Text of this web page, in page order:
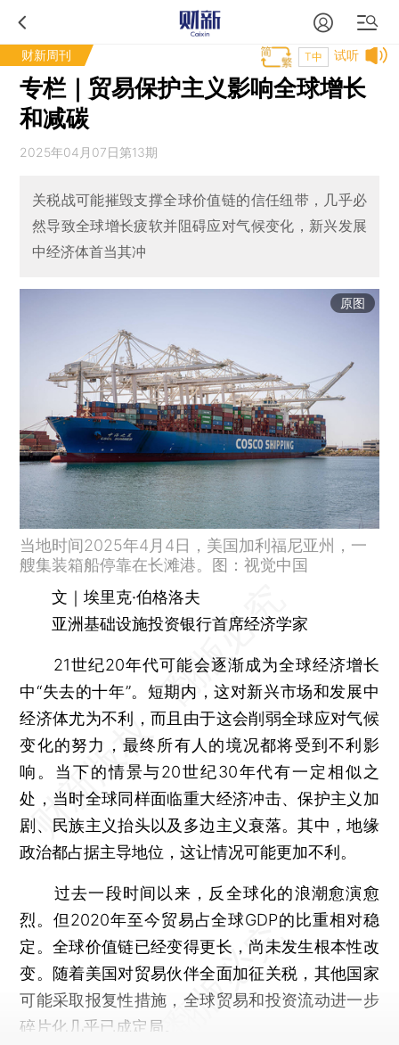
财新周刊 试听
T中
专栏｜贸易保护主义影响全球增长
和减碳
2025年04月07日第13期
关税战可能摧毁支撑全球价值链的信任纽带，几乎必
然导致全球增长疲软并阻碍应对气候变化，新兴发展
中经济体首当其冲
原图
当地时间2025年4月4日，美国加利福尼亚州，一
艘集装箱船停靠在长滩港。图：视觉中国
文｜埃里克·伯格洛夫
亚洲基础设施投资银行首席经济学家
21世纪20年代可能会逐渐成为全球经济增长
中“失去的十年”。短期内，这对新兴市场和发展中
经济体尤为不利，而且由于这会削弱全球应对气候
变化的努力，最终所有人的境况都将受到不利影
响。当下的情景与20世纪30年代有一定相似之
处，当时全球同样面临重大经济冲击、保护主义加
剧、民族主义抬头以及多边主义衰落。其中，地缘
政治都占据主导地位，这让情况可能更加不利。
过去一段时间以来，反全球化的浪潮愈演愈
烈。但2020年至今贸易占全球GDP的比重相对稳
定。全球价值链已经变得更长，尚未发生根本性改
变。随着美国对贸易伙伴全面加征关税，其他国家
可能采取报复性措施，全球贸易和投资流动进一步
碎片化几乎已成定局。